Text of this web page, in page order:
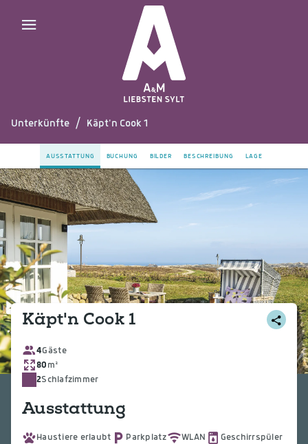
Unterkünfte / Käpt'n Cook 1
AUSSTATTUNG BUCHUNG BILDER BESCHREIBUNG LAGE
Käpt'n Cook 1
4Gäste
80 m²
2Schlafzimmer
Ausstattung
Haustiere erlaubt Parkplatz WLAN
Geschirrspüler